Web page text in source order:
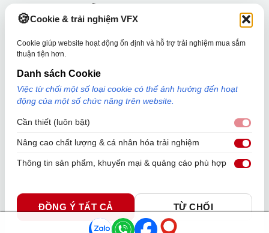
Cookie & trải nghiệm VFX
Cookie giúp website hoạt động ổn định và hỗ trợ trải nghiệm mua sắm
thuận tiện hơn.
Danh sách Cookie
Việc từ chối một số loại cookie có thể ảnh hưởng đến hoạt
động của một số chức năng trên website.
Cần thiết (luôn bật)
Nâng cao chất lượng & cá nhân hóa trải nghiệm
Thông tin sản phẩm, khuyến mại & quảng cáo phù hợp
ĐỒNG Ý TẤT CẢ TỪ CHỐI
Liên hệ:
0889 252 233
Thông tin về VFX
Liên hệ
Hệ thống cửa hàng